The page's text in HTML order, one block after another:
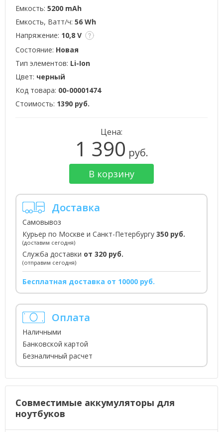
Емкость: 5200 mAh
Емкость, Ватт/ч: 56 Wh
Напряжение: 10,8 V
Состояние: Новая
Тип элементов: Li-Ion
Цвет: черный
Код товара: 00-00001474
Стоимость: 1390 руб.
Цена:
1 390 руб.
В корзину
Доставка
Самовывоз
Курьер по Москве и Санкт-Петербургу 350 руб.
(доставим сегодня)
Служба доставки от 320 руб.
(отправим сегодня)
Бесплатная доставка от 10000 руб.
Оплата
Наличными
Банковской картой
Безналичный расчет
Совместимые аккумуляторы для
ноутбуков